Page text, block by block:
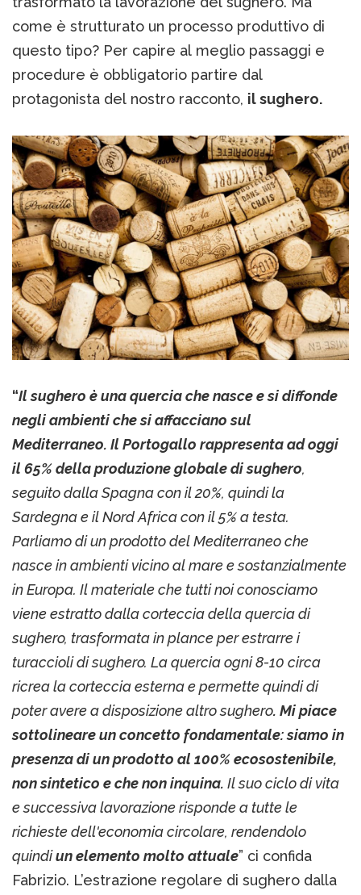
come è strutturato un processo produttivo di
questo tipo? Per capire al meglio passaggi e
procedure è obbligatorio partire dal
protagonista del nostro racconto, il sughero.
“Il sughero è una quercia che nasce e si diffonde
negli ambienti che si affacciano sul
Mediterraneo. Il Portogallo rappresenta ad oggi
il 65% della produzione globale di sughero,
seguito dalla Spagna con il 20%, quindi la
Sardegna e il Nord Africa con il 5% a testa.
Parliamo di un prodotto del Mediterraneo che
nasce in ambienti vicino al mare e sostanzialmente
in Europa. Il materiale che tutti noi conosciamo
viene estratto dalla corteccia della quercia di
sughero, trasformata in plance per estrarre i
turaccioli di sughero. La quercia ogni 8-10 circa
ricrea la corteccia esterna e permette quindi di
poter avere a disposizione altro sughero. Mi piace
sottolineare un concetto fondamentale: siamo in
presenza di un prodotto al 100% ecosostenibile,
non sintetico e che non inquina. Il suo ciclo di vita
e successiva lavorazione risponde a tutte le
richieste dell'economia circolare, rendendolo
quindiun elemento molto attuale” ci confida
Fabrizio. L’estrazione regolare di sughero dalla